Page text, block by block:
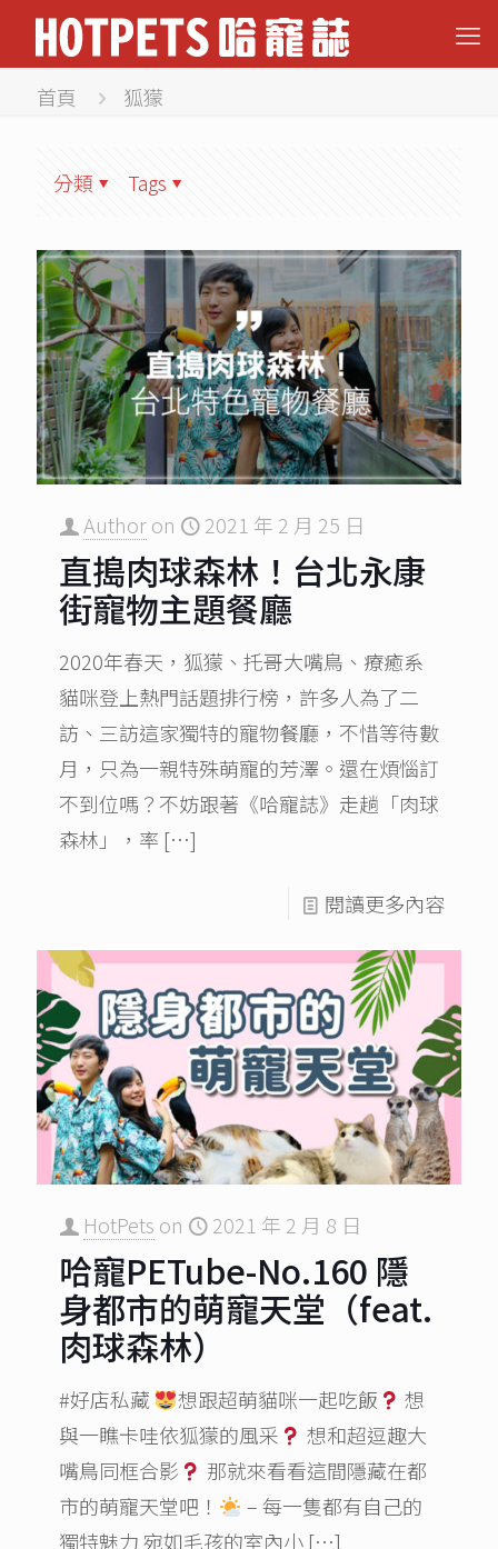
首頁 狐獴
分類 Tags
Authoron 2021 年 2 月 25 日
直搗肉球森林！台北永康
街寵物主題餐廳
2020年春天，狐獴、托哥大嘴鳥、療癒系
貓咪登上熱門話題排行榜，許多人為了二
訪、三訪這家獨特的寵物餐廳，不惜等待數
月，只為一親特殊萌寵的芳澤。還在煩惱訂
不到位嗎？不妨跟著《哈寵誌》走趟「肉球
森林」，率 […]
閱讀更多內容
HotPets on 2021 年 2 月 8 日
哈寵PETube-No.160 隱
身都市的萌寵天堂（feat.
肉球森林）
#好店私藏 想跟超萌貓咪一起吃飯
想
與一瞧卡哇依狐獴的風采
想和超逗趣大
嘴鳥同框合影
那就來看看這間隱藏在都
市的萌寵天堂​吧！
– 每一隻都有自己的
獨特魅力​​ 宛如毛孩的室內小 […]